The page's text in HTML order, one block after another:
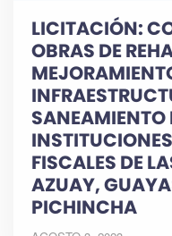
LICITACIÓN:
OBRAS DE
SANEAMIENTO
FISCALES DE
AZUAY,
PICHINCHA